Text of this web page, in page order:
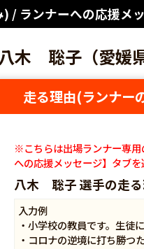
/ ランナーへの応援メ
八木 聡子（愛媛
走る理由(ランナー
※こちらは出場ランナー専
への応援メッセージ】タブを
八木 聡子 選手の走
入力例
・小学校の教員です。生徒
・コロナの逆境に打ち勝つ